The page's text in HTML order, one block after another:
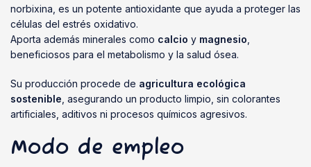
norbixina, es un potente antioxidante que ayuda a proteger las
células del estrés oxidativo.
Aporta además minerales como calcio y magnesio
beneficiosos para el metabolismo y la salud ósea.
Su producción procede de agricultura ecológica
sostenible , asegurando un producto limpio, sin colorantes
artificiales, aditivos ni procesos químicos agresivos.
Modo de empleo